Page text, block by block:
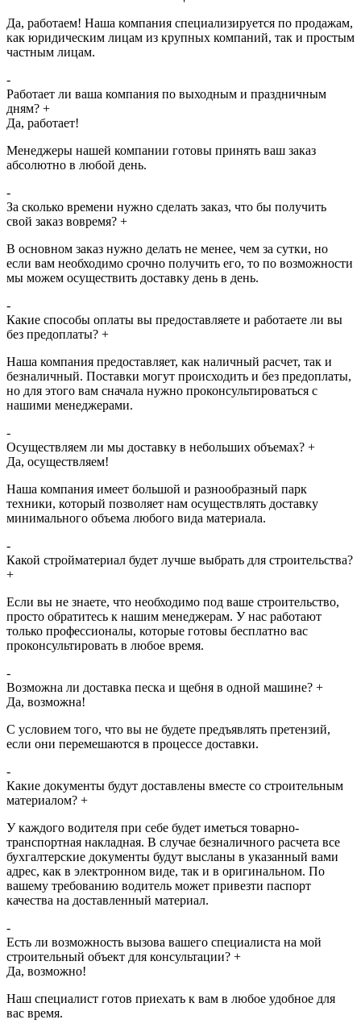
Да, работаем! Наша компания специализируется по продажам,
как юридическим лицам из крупных компаний, так и простым
частным лицам.
-
Работает ли ваша компания по выходным и праздничным
дням? +
Да, работает!
Менеджеры нашей компании готовы принять ваш заказ
абсолютно в любой день.
-
За сколько времени нужно сделать заказ, что бы получить
свой заказ вовремя? +
В основном заказ нужно делать не менее, чем за сутки, но
если вам необходимо срочно получить его, то по возможности
мы можем осуществить доставку день в день.
-
Какие способы оплаты вы предоставляете и работаете ли вы
без предоплаты? +
Наша компания предоставляет, как наличный расчет, так и
безналичный. Поставки могут происходить и без предоплаты,
но для этого вам сначала нужно проконсультироваться с
нашими менеджерами.
-
Осуществляем ли мы доставку в небольших объемах? +
Да, осуществляем!
Наша компания имеет большой и разнообразный парк
техники, который позволяет нам осуществлять доставку
минимального объема любого вида материала.
-
Какой стройматериал будет лучше выбрать для строительства?
+
Если вы не знаете, что необходимо под ваше строительство,
просто обратитесь к нашим менеджерам. У нас работают
только профессионалы, которые готовы бесплатно вас
проконсультировать в любое время.
-
Возможна ли доставка песка и щебня в одной машине? +
Да, возможна!
С условием того, что вы не будете предъявлять претензий,
если они перемешаются в процессе доставки.
-
Какие документы будут доставлены вместе со строительным
материалом? +
У каждого водителя при себе будет иметься товарно-
транспортная накладная. В случае безналичного расчета все
бухгалтерские документы будут высланы в указанный вами
адрес, как в электронном виде, так и в оригинальном. По
вашему требованию водитель может привезти паспорт
качества на доставленный материал.
-
Есть ли возможность вызова вашего специалиста на мой
строительный объект для консультации? +
Да, возможно!
Наш специалист готов приехать к вам в любое удобное для
вас время.